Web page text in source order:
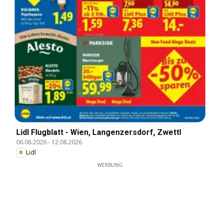
Lidl Flugblatt - Wien, Langenzersdorf, Zwettl
06.08.2026- 12.08.2026
Lidl
WERBUNG